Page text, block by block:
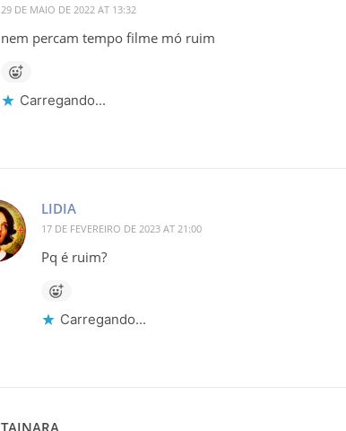
29 DE MAIO DE 2022 AT 13:32
nem percam tempo filme mó ruim
Carregando...
LIDIA
17 DE FEVEREIRO DE 2023 AT 21:00
Pq é ruim?
Carregando...